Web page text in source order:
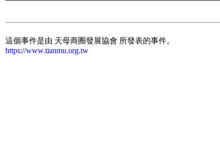
這個事件是由 天母商圈發展協會 所發表的事件。
https://www.tianmu.org.tw